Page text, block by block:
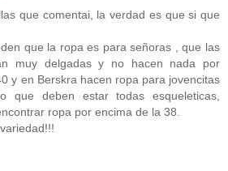
que comentai, la verdad es que si que
que la ropa es para señoras , que las
muy delgadas y no hacen nada por
y en Berskra hacen ropa para jovencitas
que deben estar todas esqueleticas,
ropa por encima de la 38.